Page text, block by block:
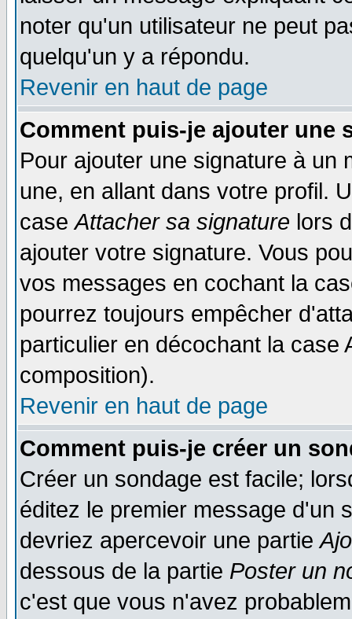
noter qu'un utilisateur ne peut
quelqu'un y a répondu.
Revenir en haut de page
Comment puis-je ajouter une
Pour ajouter une signature à un
une, en allant dans votre profil.
caseAttacher sa signature lors
ajouter votre signature. Vous
vos messages en cochant la
pourrez toujours empêcher
particulier en décochant la
composition).
Revenir en haut de page
Comment puis-je créer un
Créer un sondage est facile;
éditez le premier message d'un
devriez apercevoir une partie
dessous de la partie Poster un
c'est que vous n'avez